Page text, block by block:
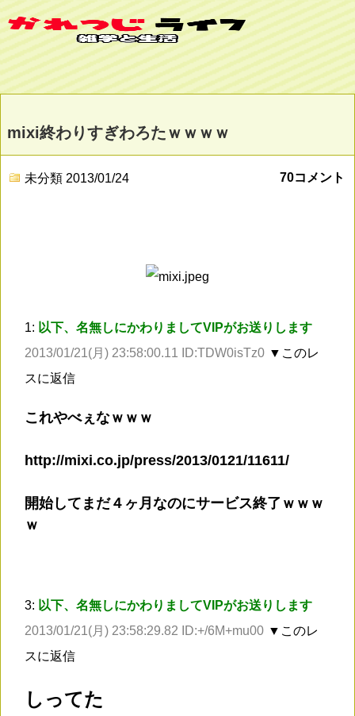
mixi終わりすぎわろたｗｗｗｗ
未分類 2013/01/24 70コメント
1: 以下、名無しにかわりましてVIPがお送りします
2013/01/21(月) 23:58:00.11 ID:TDW0isTz0 ▼このレ
スに返信
これやべぇなｗｗｗ
http://mixi.co.jp/press/2013/0121/11611/
開始してまだ４ヶ月なのにサービス終了ｗｗｗ
ｗ
3: 以下、名無しにかわりましてVIPがお送りします
2013/01/21(月) 23:58:29.82 ID:+/6M+mu00 ▼このレ
スに返信
しってた